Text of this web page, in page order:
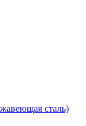
сталь)